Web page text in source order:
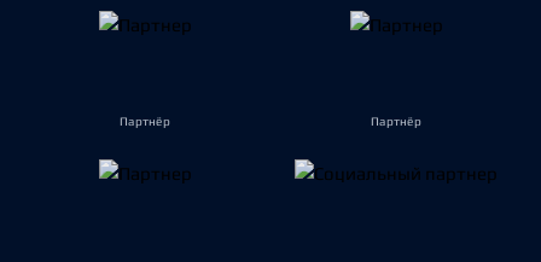
Партнёр Партнёр